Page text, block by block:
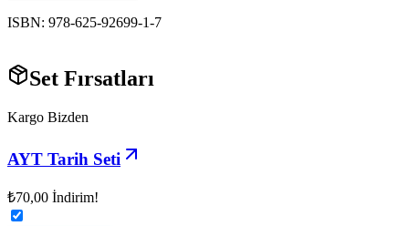
ISBN: 978-625-92699-1-7
Set Fırsatları
Kargo Bizden
AYT Tarih Seti
₺70,00 İndirim!